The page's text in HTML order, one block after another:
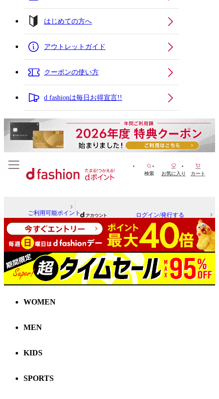
はじめての方へ
アウトレットガイド
クーポンの使い方
d fashionは毎日お得宣言!!
検索 お気に入り カート
ご利用可能ポイント ログイン/発行する
WOMEN
MEN
KIDS
SPORTS